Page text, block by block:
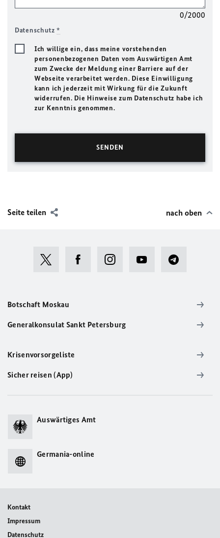
0/2000
Datenschutz*
Ich willige ein, dass meine vorstehenden
personenbezogenen Daten vom Auswärtigen Amt
zum Zwecke der Meldung einer Barriere auf der
Webseite verarbeitet werden. Diese Einwilligung
kann ich jederzeit mit Wirkung für die Zukunft
widerrufen. Die Hinweise zum Datenschutz habe ich
zur Kenntnis genommen.
Seite teilen nach oben
Botschaft Moskau
Generalkonsulat Sankt Petersburg
Krisenvorsorgeliste
Sicher reisen (App)
Auswärtiges Amt
Germania-online
Kontakt
Impressum
Datenschutz